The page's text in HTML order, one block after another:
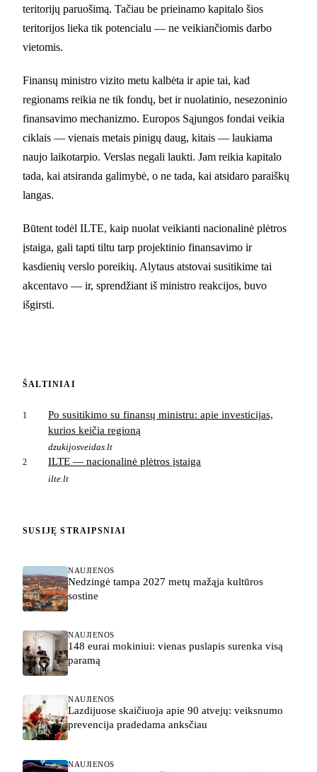
teritorijų paruošimą. Tačiau be prieinamo kapitalo šios
teritorijos lieka tik potencialu — ne veikiančiomis darbo
vietomis.
Finansų ministro vizito metu kalbėta ir apie tai, kad
regionams reikia ne tik fondų, bet ir nuolatinio, nesezoninio
finansavimo mechanizmo. Europos Sąjungos fondai veikia
ciklais — vienais metais pinigų daug, kitais — laukiama
naujo laikotarpio. Verslas negali laukti. Jam reikia kapitalo
tada, kai atsiranda galimybė, o ne tada, kai atsidaro paraiškų
langas.
Būtent todėl ILTE, kaip nuolat veikianti nacionalinė plėtros
įstaiga, gali tapti tiltu tarp projektinio finansavimo ir
kasdienių verslo poreikių. Alytaus atstovai susitikime tai
akcentavo — ir, sprendžiant iš ministro reakcijos, buvo
išgirsti.
ŠALTINIAI
1
Po susitikimo su finansų ministru: apie investicijas,
kurios keičia regioną
dzukijosveidas.lt
2 ILTE — nacionalinė plėtros įstaiga
ilte.lt
SUSIJĘ STRAIPSNIAI
NAUJIENOS
Nedzingė tampa 2027 metų mažąja kultūros
sostine
NAUJIENOS
148 eurai mokiniui: vienas puslapis surenka visą
paramą
NAUJIENOS
Lazdijuose skaičiuoja apie 90 atvejų: veiksnumo
prevencija pradedama anksčiau
NAUJIENOS